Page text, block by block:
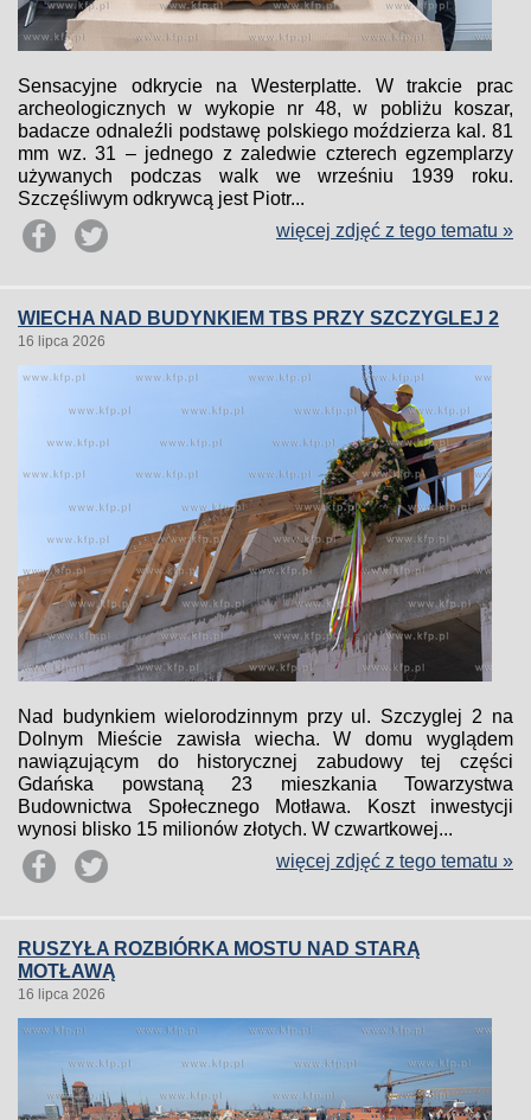
Sensacyjne odkrycie na Westerplatte. W trakcie prac
archeologicznych w wykopie nr 48, w pobliżu koszar,
badacze odnaleźli podstawę polskiego moździerza kal. 81
mm wz. 31 – jednego z zaledwie czterech egzemplarzy
używanych podczas walk we wrześniu 1939 roku.
Szczęśliwym odkrywcą jest Piotr...
więcej zdjęć z tego tematu »
WIECHA NAD BUDYNKIEM TBS PRZY SZCZYGLEJ 2
16 lipca 2026
Nad budynkiem wielorodzinnym przy ul. Szczyglej 2 na
Dolnym Mieście zawisła wiecha. W domu wyglądem
nawiązującym do historycznej zabudowy tej części
Gdańska powstaną 23 mieszkania Towarzystwa
Budownictwa Społecznego Motława. Koszt inwestycji
wynosi blisko 15 milionów złotych. W czwartkowej...
więcej zdjęć z tego tematu »
RUSZYŁA ROZBIÓRKA MOSTU NAD STARĄ
MOTŁAWĄ
16 lipca 2026